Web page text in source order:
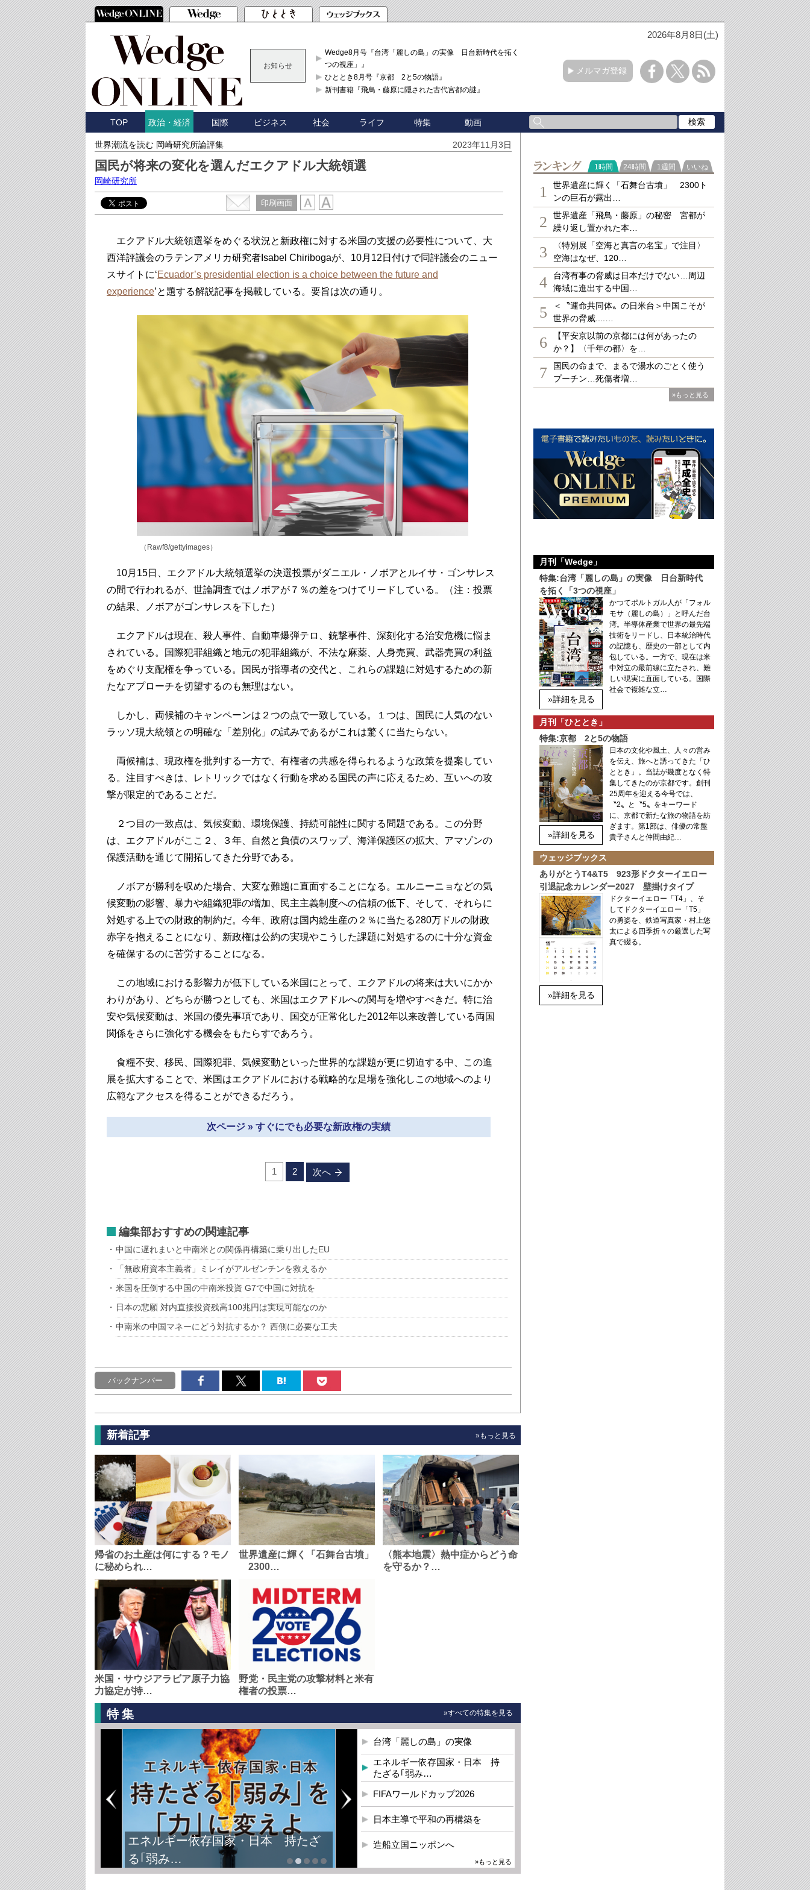
2026年8月8日(土)
お知らせ
Wedge8月号『台湾「麗しの島」の実像 日台新時代を拓く「3
つの視座」』
ひととき8月号『京都 2と5の物語』
新刊書籍『飛鳥・藤原に隠された古代宮都の謎』
メルマガ登録
TOP 政治・経済 国際 ビジネス 社会 ライフ 特集 動画
世界潮流を読む 岡崎研究所論評集 2023年11月3日
国民が将来の変化を選んだエクアドル大統領選
岡崎研究所
印刷画面
エクアドル大統領選挙をめぐる状況と新政権に対する米国の支援の必要性について、大
西洋評議会のラテンアメリカ研究者Isabel Chiribogaが、10月12日付けで同評議会のニュー
スサイトに‘Ecuador’s presidential election is a choice between the future and
experience’と題する解説記事を掲載している。要旨は次の通り。
（Rawf8/gettyimages）
10月15日、エクアドル大統領選挙の決選投票がダニエル・ノボアとルイサ・ゴンサレス
の間で行われるが、世論調査ではノボアが７％の差をつけてリードしている。（注：投票
の結果、ノボアがゴンサレスを下した）
エクアドルは現在、殺人事件、自動車爆弾テロ、銃撃事件、深刻化する治安危機に悩ま
されている。国際犯罪組織と地元の犯罪組織が、不法な麻薬、人身売買、武器売買の利益
をめぐり支配権を争っている。国民が指導者の交代と、これらの課題に対処するための新
たなアプローチを切望するのも無理はない。
しかし、両候補のキャンペーンは２つの点で一致している。１つは、国民に人気のない
ラッソ現大統領との明確な「差別化」の試みであるがこれは驚くに当たらない。
両候補は、現政権を批判する一方で、有権者の共感を得られるような政策を提案してい
る。注目すべきは、レトリックではなく行動を求める国民の声に応えるため、互いへの攻
撃が限定的であることだ。
２つ目の一致点は、気候変動、環境保護、持続可能性に関する問題である。この分野
は、エクアドルがここ２、３年、自然と負債のスワップ、海洋保護区の拡大、アマゾンの
保護活動を通じて開拓してきた分野である。
ノボアが勝利を収めた場合、大変な難題に直面することになる。エルニーニョなどの気
候変動の影響、暴力や組織犯罪の増加、民主主義制度への信頼の低下、そして、それらに
対処する上での財政的制約だ。今年、政府は国内総生産の２％に当たる280万ドルの財政
赤字を抱えることになり、新政権は公約の実現やこうした課題に対処するのに十分な資金
を確保するのに苦労することになる。
この地域における影響力が低下している米国にとって、エクアドルの将来は大いにかか
わりがあり、どちらが勝つとしても、米国はエクアドルへの関与を増やすべきだ。特に治
安や気候変動は、米国の優先事項であり、国交が正常化した2012年以来改善している両国
関係をさらに強化する機会をもたらすであろう。
食糧不安、移民、国際犯罪、気候変動といった世界的な課題が更に切迫する中、この進
展を拡大することで、米国はエクアドルにおける戦略的な足場を強化しこの地域へのより
広範なアクセスを得ることができるだろう。
次ページ » すぐにでも必要な新政権の実績
1 2 次へ
編集部おすすめの関連記事
中国に遅れまいと中南米との関係再構築に乗り出したEU
「無政府資本主義者」ミレイがアルゼンチンを救えるか
米国を圧倒する中国の中南米投資 G7で中国に対抗を
日本の悲願 対内直接投資残高100兆円は実現可能なのか
中南米の中国マネーにどう対抗するか？ 西側に必要な工夫
バックナンバー
新着記事 »もっと見る
帰省のお土産は何にする？モノ
に秘められ…
世界遺産に輝く「石舞台古墳」
2300…
〈熊本地震〉熱中症からどう命
を守るか？…
米国・サウジアラビア原子力協
力協定が持…
野党・民主党の攻撃材料と米有
権者の投票…
特集 »すべての特集を見る
エネルギー依存国家・日本 持たざ
る｢弱み…
台湾「麗しの島」の実像
エネルギー依存国家・日本 持
たざる｢弱み…
FIFAワールドカップ2026
日本主導で平和の再構築を
造船立国ニッポンへ
»もっと見る
ランキング
1時間 24時間 1週間 いいね
1
世界遺産に輝く「石舞台古墳」 2300ト
ンの巨石が露出…
2
世界遺産「飛鳥・藤原」の秘密 宮都が
繰り返し置かれた本…
3
〈特別展「空海と真言の名宝」で注目〉
空海はなぜ、120…
4
台湾有事の脅威は日本だけでない…周辺
海域に進出する中国…
5
＜〝運命共同体〟の日米台＞中国こそが
世界の脅威....…
6
【平安京以前の京都には何があったの
か？】〈千年の都〉を…
7
国民の命まで、まるで湯水のごとく使う
プーチン…死傷者増…
»もっと見る
月刊「Wedge」
特集:台湾「麗しの島」の実像 日台新時代
を拓く「3つの視座」
»詳細を見る
かつてポルトガル人が「フォル
モサ（麗しの島）」と呼んだ台
湾。半導体産業で世界の最先端
技術をリードし、日本統治時代
の記憶も、歴史の一部として内
包している。一方で、現在は米
中対立の最前線に立たされ、難
しい現実に直面している。国際
社会で複雑な立…
月刊「ひととき」
特集:京都 2と5の物語
»詳細を見る
日本の文化や風土、人々の営み
を伝え、旅へと誘ってきた「ひ
ととき」。当誌が幾度となく特
集してきたのが京都です。創刊
25周年を迎える今号では、
〝2〟と〝5〟をキーワード
に、京都で新たな旅の物語を紡
ぎます。第1部は、俳優の常盤
貴子さんと仲間由紀…
ウェッジブックス
ありがとうT4&T5 923形ドクターイエロー
引退記念カレンダー2027 壁掛けタイプ
»詳細を見る
ドクターイエロー「T4」、そ
してドクターイエロー「T5」
の勇姿を、鉄道写真家・村上悠
太による四季折々の厳選した写
真で綴る。